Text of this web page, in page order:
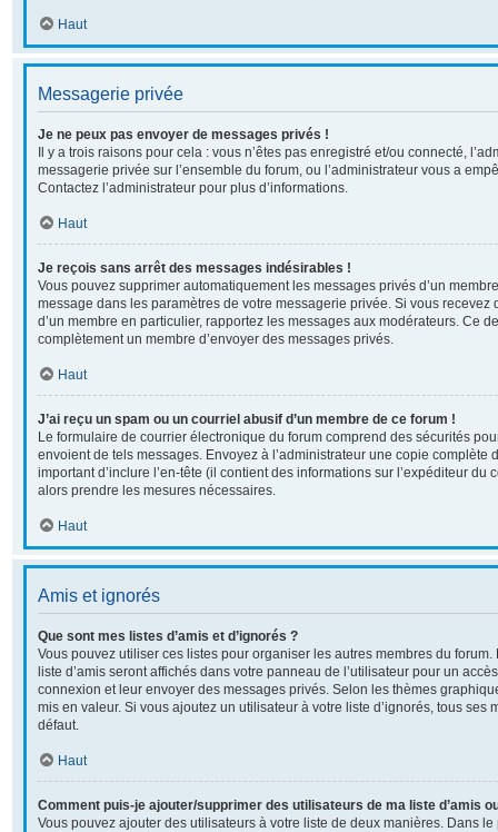
Haut
Messagerie privée
Je ne peux pas envoyer de messages privés !
Il y a trois raisons pour cela : vous n’êtes pas enregistré et/ou connecté,
messagerie privée sur l’ensemble du forum, ou l’administrateur vous a
Contactez l’administrateur pour plus d’informations.
Haut
Je reçois sans arrêt des messages indésirables !
Vous pouvez supprimer automatiquement les messages privés d’un
message dans les paramètres de votre messagerie privée. Si vous recevez
d’un membre en particulier, rapportez les messages aux modérateurs. Ce
complètement un membre d’envoyer des messages privés.
Haut
J’ai reçu un spam ou un courriel abusif d’un membre de ce forum !
Le formulaire de courrier électronique du forum comprend des sécurités
envoient de tels messages. Envoyez à l’administrateur une copie complète
important d’inclure l’en-tête (il contient des informations sur l’expéditeur du
alors prendre les mesures nécessaires.
Haut
Amis et ignorés
Que sont mes listes d’amis et d’ignorés ?
Vous pouvez utiliser ces listes pour organiser les autres membres du
liste d’amis seront affichés dans votre panneau de l’utilisateur pour un
connexion et leur envoyer des messages privés. Selon les thèmes
mis en valeur. Si vous ajoutez un utilisateur à votre liste d’ignorés, tous ses
défaut.
Haut
Comment puis-je ajouter/supprimer des utilisateurs de ma liste d’amis
Vous pouvez ajouter des utilisateurs à votre liste de deux manières. Dans